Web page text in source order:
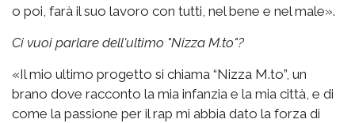
o poi, farà il suo lavoro con tutti, nel bene e nel male».
Ci vuoi parlare dell'ultimo "Nizza M.to"?
«Il mio ultimo progetto si chiama “Nizza M.to”, un
brano dove racconto la mia infanzia e la mia città, e di
come la passione per il rap mi abbia dato la forza di